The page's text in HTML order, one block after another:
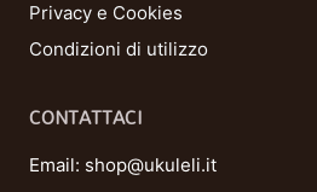
Privacy e Cookies
Condizioni di utilizzo
CONTATTACI
Email: shop@ukuleli.it